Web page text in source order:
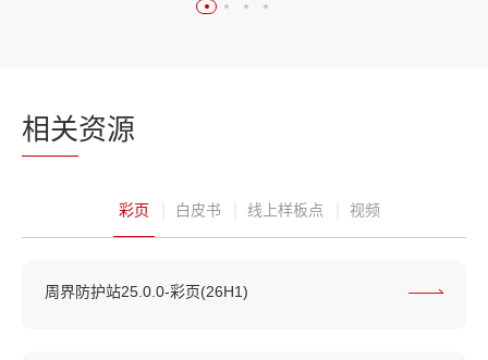
相关资源
彩页 白皮书 线上样板点 视频
周界防护站25.0.0-彩页(26H1)